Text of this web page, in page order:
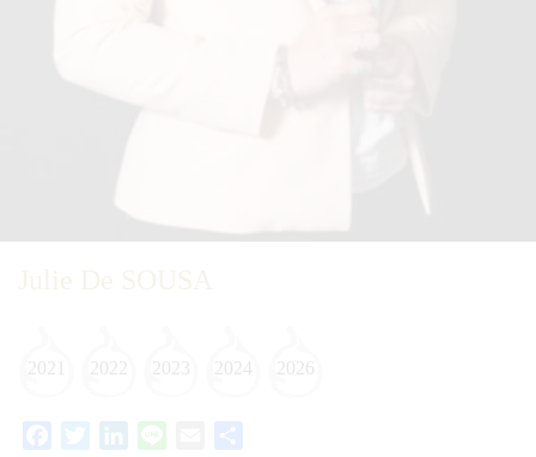
2021 2022 2023 2024 2026
FacebookTwitterLinkedIn Email